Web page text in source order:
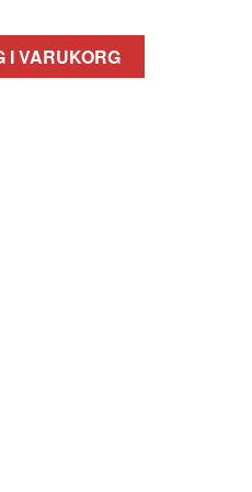
I VARUKORG